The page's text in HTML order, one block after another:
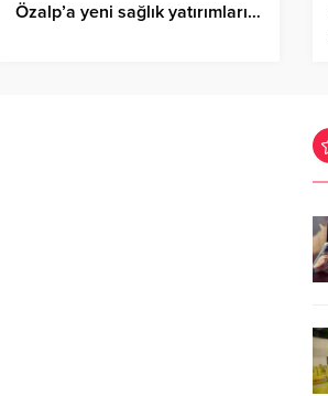
Özalp’a yeni sağlık yatırımları…